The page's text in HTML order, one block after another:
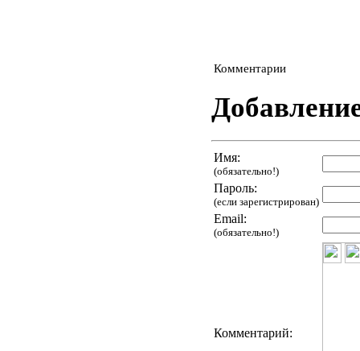
Комментарии
Имя:
(обязательно!)
Пароль:
(если зарегистрирован)
Email:
(обязательно!)
Комментарий: